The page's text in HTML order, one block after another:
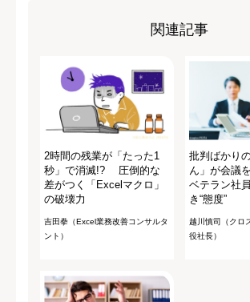
関連記事
2時間の残業が「たった1
秒」で消滅!? 圧倒的な
差がつく「Excelマクロ」
の破壊力
吉田拳（Excel業務改善コンサルタ
ント）
批判ばかり
ん」が会議
ベテラン社
き“態度”
越川慎司（クロ
役社長）